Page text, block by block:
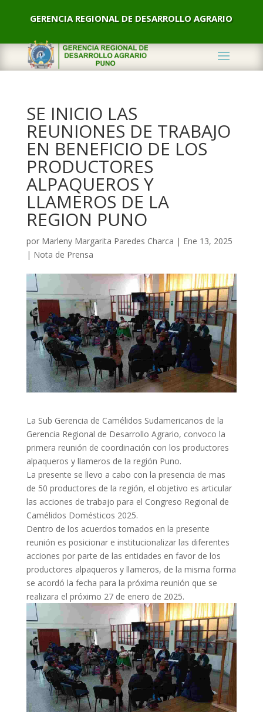
GERENCIA REGIONAL DE DESARROLLO AGRARIO
SE INICIO LAS
REUNIONES DE TRABAJO
EN BENEFICIO DE LOS
PRODUCTORES
ALPAQUEROS Y
LLAMEROS DE LA
REGION PUNO
por Marleny Margarita Paredes Charca | Ene 13, 2025
| Nota de Prensa
La Sub Gerencia de Camélidos Sudamericanos de la
Gerencia Regional de Desarrollo Agrario, convoco la
primera reunión de coordinación con los productores
alpaqueros y llameros de la región Puno.
La presente se llevo a cabo con la presencia de mas
de 50 productores de la región, el objetivo es articular
las acciones de trabajo para el Congreso Regional de
Camélidos Domésticos 2025.
Dentro de los acuerdos tomados en la presente
reunión es posicionar e institucionalizar las diferentes
acciones por parte de las entidades en favor de los
productores alpaqueros y llameros, de la misma forma
se acordó la fecha para la próxima reunión que se
realizara el próximo 27 de enero de 2025.